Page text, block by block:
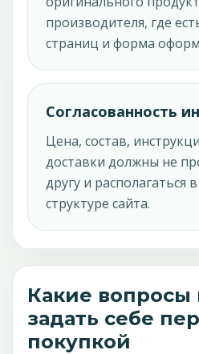
производителя, где
страниц и форма
Согласованность
Цена, состав,
доставки должны не
другу и располагаться
структуре сайта.
Какие вопросы
задать себе
покупкой